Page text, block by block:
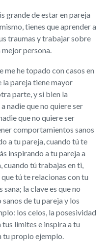
grande de estar en pareja
tienes que aprender a
traumas y trabajar sobre
mejor persona.
he topado con casos en
la pareja tiene mayor
parte, y si bien la
nadie que no quiere ser
que no quiere ser
comportamientos sanos
a tu pareja, cuando tú te
inspirando a tu pareja a
cuando tú trabajas en ti,
tú te relacionas con tu
la clave es que no
de tu pareja y los
los celos, la posesividad
límites e inspira a tu
tu propio ejemplo.